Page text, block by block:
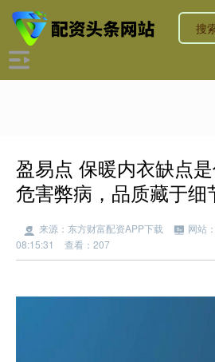
盈易点 保暖内衣缺点
危害弊病，品质藏于细
来源：东方财富配资APP下载 网站
08:15:31
查看：207